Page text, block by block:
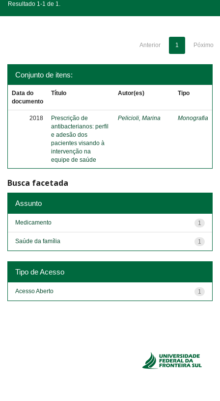
Resultado 1-1 de 1.
Anterior 1 Póximo
Conjunto de itens:
Data do
documento
Título Autor(es) Tipo
2018
Prescrição de
antibacterianos: perfil
e adesão dos
pacientes visando à
intervenção na
equipe de saúde
Pelicioli, Marina Monografia
Busca facetada
Assunto
1
Medicamento
1
Saúde da família
Tipo de Acesso
1
Acesso Aberto